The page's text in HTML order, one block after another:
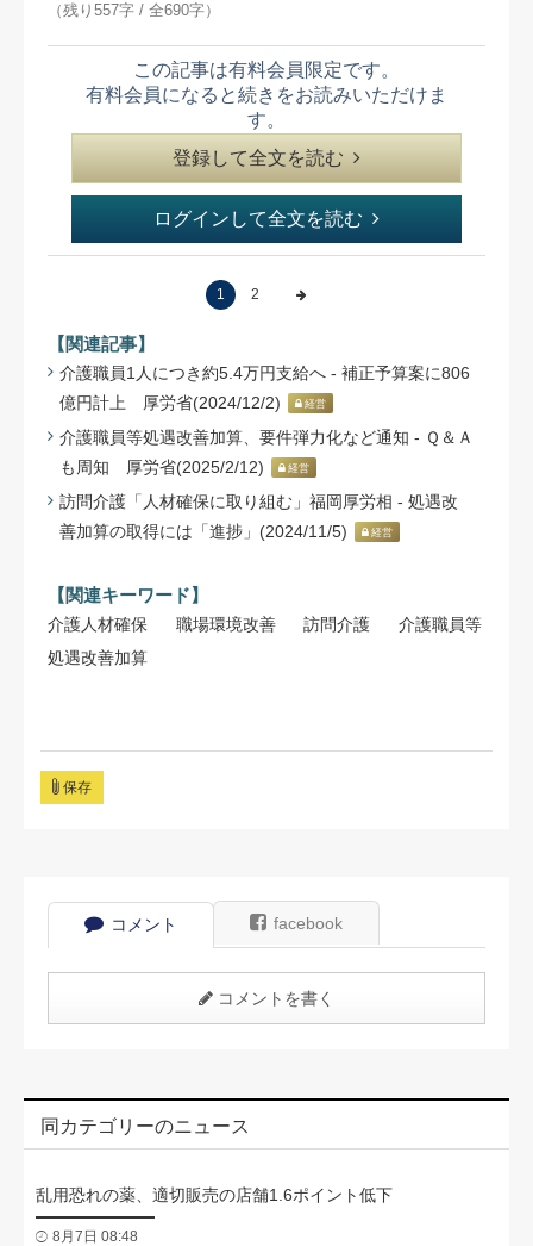
（残り557字 / 全690字）
この記事は有料会員限定です。
有料会員になると続きをお読みいただけま
す。
登録して全文を読む
ログインして全文を読む
1 2
【関連記事】
介護職員1人につき約5.4万円支給へ - 補正予算案に806
億円計上 厚労省(2024/12/2)
経営
介護職員等処遇改善加算、要件弾力化など通知 - Ｑ＆Ａ
も周知 厚労省(2025/2/12)
経営
訪問介護「人材確保に取り組む」福岡厚労相 - 処遇改
善加算の取得には「進捗」(2024/11/5)
経営
【関連キーワード】
介護人材確保 職場環境改善 訪問介護
介護職員等
処遇改善加算
保存
コメント facebook
コメントを書く
同カテゴリーのニュース
乱用恐れの薬、適切販売の店舗1.6ポイント低下
8月7日 08:48